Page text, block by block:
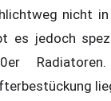
nicht in
es jedoch